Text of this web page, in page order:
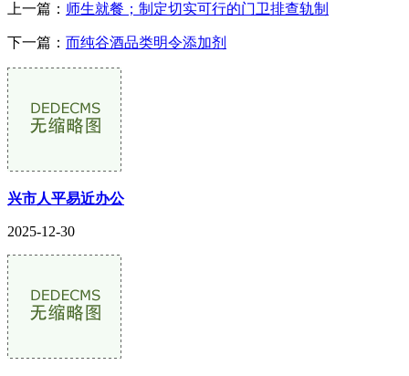
上一篇： 师生就餐；制定切实可行的门卫排查轨制
下一篇： 而纯谷酒品类明令添加剂
兴市人平易近办公
2025-12-30